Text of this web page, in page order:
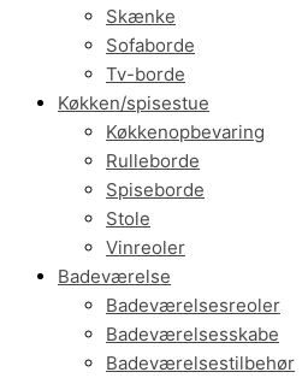
Skænke
Sofaborde
Tv-borde
Køkken/spisestue
Køkkenopbevaring
Rulleborde
Spiseborde
Stole
Vinreoler
Badeværelse
Badeværelsesreoler
Badeværelsesskabe
Badeværelsestilbehør